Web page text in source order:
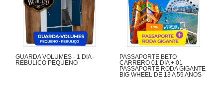
GUARDA VOLUMES - 1 DIA -
REBULIÇO PEQUENO
PASSAPORTE BETO
CARRERO 01 DIA + 01
PASSAPORTE RODA GIGANTE
BIG WHEEL DE 13 A 59 ANOS